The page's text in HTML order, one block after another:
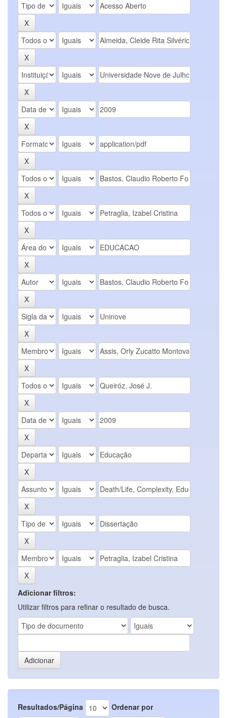
Adicionar filtros:
Utilizar filtros para refinar o resultado de busca.
Resultados/Página Ordenar por